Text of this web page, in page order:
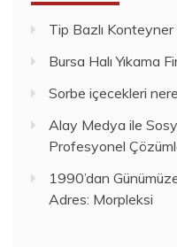
Tip Bazlı
Bursa Halı Yıkama
Sorbe içecekleri
Alay Medya ile
Profesyonel
1990’dan
Adres: Morpleksi